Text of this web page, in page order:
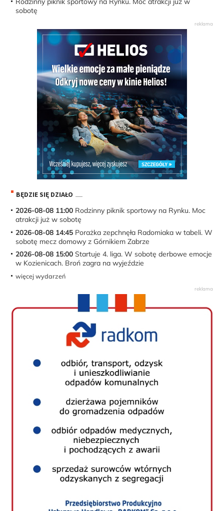
sobotę
BĘDZIE SIĘ DZIAŁO
2026-08-08 11:00 Rodzinny piknik sportowy na Rynku. Moc
atrakcji już w sobotę
2026-08-08 14:45 Porażka zepchnęła Radomiaka w tabeli. W
sobotę mecz domowy z Górnikiem Zabrze
2026-08-08 15:00 Startuje 4. liga. W sobotę derbowe emocje
w Kozienicach. Broń zagra na wyjeździe
więcej wydarzeń